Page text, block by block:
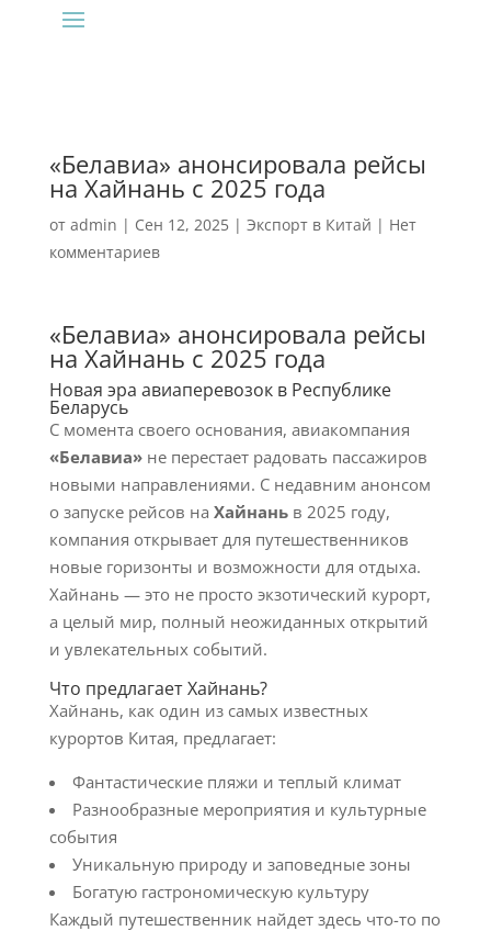
«Белавиа» анонсировала рейсы
на Хайнань с 2025 года
от admin | Сен 12, 2025| Экспорт в Китай | Нет
комментариев
«Белавиа» анонсировала рейсы
на Хайнань с 2025 года
Новая эра авиаперевозок в Республике
Беларусь
С момента своего основания, авиакомпания
«Белавиа»не перестает радовать пассажиров
новыми направлениями. С недавним анонсом
о запуске рейсов на Хайнаньв 2025 году,
компания открывает для путешественников
новые горизонты и возможности для отдыха.
Хайнань — это не просто экзотический курорт,
а целый мир, полный неожиданных открытий
и увлекательных событий.
Что предлагает Хайнань?
Хайнань, как один из самых известных
курортов Китая, предлагает:
Фантастические пляжи и теплый климат
Разнообразные мероприятия и культурные
события
Уникальную природу и заповедные зоны
Богатую гастрономическую культуру
Каждый путешественник найдет здесь что-то по